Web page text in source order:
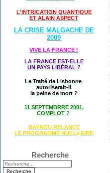
L'INTRICATION QUANTIQUE
ET ALAIN ASPECT
LA CRISE MALGACHE DE
2009
VIVE LA FRANCE !
LA FRANCE EST-ELLE
UN PAYS LIBÉRAL ?
Le Traité de Lisbonne
autoriserait-il
la peine de mort ?
11 SEPTEMBRRE 2001,
COMPLOT ?
BAYROU RELANCE
LE PROGRAMME NUCLÉAIRE
Recherche